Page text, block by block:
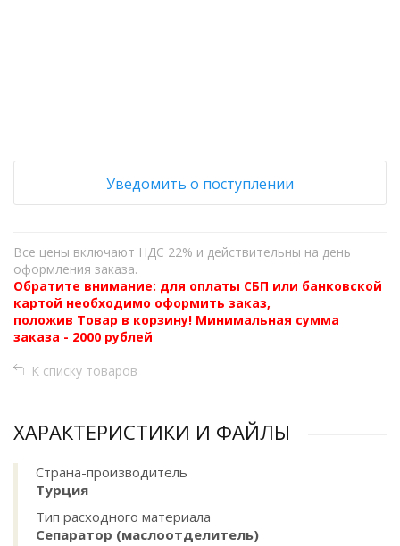
Уведомить о поступлении
Все цены включают НДС 22% и действительны на день
оформления заказа.
Обратите внимание: для оплаты СБП или банковской
картой необходимо оформить заказ,
положив Товар в корзину! Минимальная сумма
заказа - 2000 рублей
К списку товаров
ХАРАКТЕРИСТИКИ И ФАЙЛЫ
Страна-производитель
Турция
Тип расходного материала
Сепаратор (маслоотделитель)